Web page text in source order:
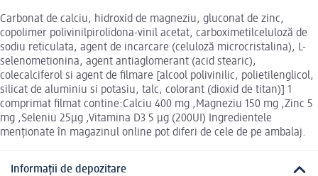
Carbonat de calciu, hidroxid de magneziu, gluconat de zinc,
copolimer polivinilpirolidona-vinil acetat, carboximetilceluloză de
sodiu reticulata, agent de incarcare (celuloză microcristalina), L-
selenometionina, agent antiaglomerant (acid stearic),
colecalciferol si agent de ﬁlmare [alcool polivinilic, polietilenglicol,
silicat de aluminiu si potasiu, talc, colorant (dioxid de titan)] 1
comprimat filmat contine:Calciu 400 mg ,Magneziu 150 mg ,Zinc 5
mg ,Seleniu 25µg ,Vitamina D3 5 µg (200UI) Ingredientele
menționate în magazinul online pot diferi de cele de pe ambalaj.
Informații de depozitare